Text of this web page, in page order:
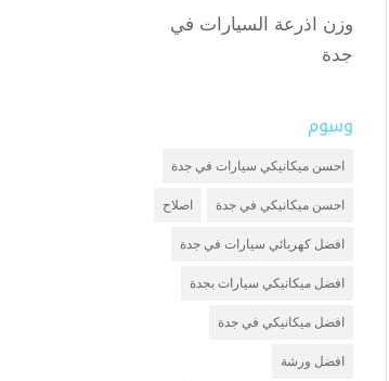
وزن اذرعة السيارات في
جدة
وسوم
احسن ميكانيكي سيارات في جدة
احسن ميكانيكي في جدة اصلاح
افضل كهربائي سيارات في جدة
افضل ميكانيكي سيارات بجدة
افضل ميكانيكي في جدة
افضل ورشة